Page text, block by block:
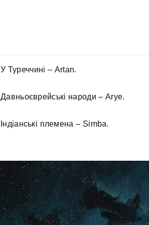
У Туреччині – Artan.
Давньоєврейські народи – Arye.
Індіанські племена – Simba.